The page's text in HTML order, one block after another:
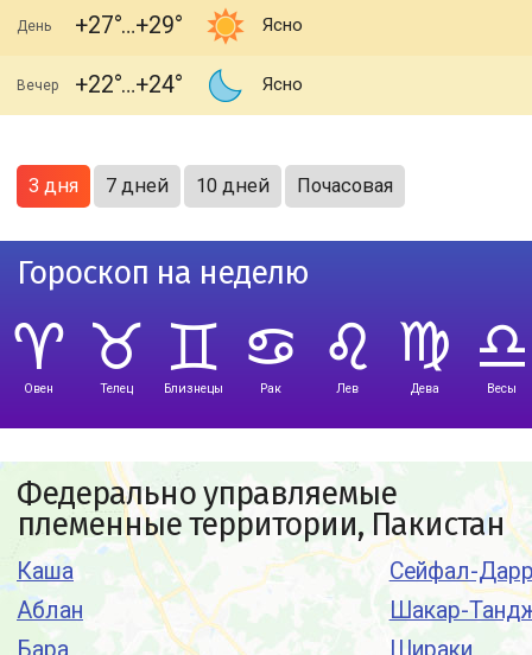
День +27 +29 Ясно
Вечер +22 +24 Ясно
3 дня 7 дней 10 дней Почасовая
Гороскоп на неделю
Овен Телец Близнецы Рак Лев Дева Весы
Федерально управляемые
племенные территории, Пакистан
Каша
Аблан
Сейфал-
Шакар-